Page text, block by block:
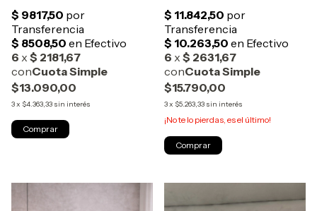
$13.090,00
3x $4.363,33 sin interés
$15.790,00
3x $5.263,33 sin interés
¡No te lo pierdas, es el último!